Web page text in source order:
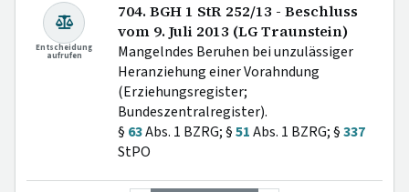
Entscheidung
aufrufen
704. BGH 1 StR 252/13 - Beschluss
vom 9. Juli 2013 (LG Traunstein)
Mangelndes Beruhen bei unzulässiger
Heranziehung einer Vorahndung
(Erziehungsregister;
Bundeszentralregister).
§ 63Abs. 1 BZRG; §51Abs. 1 BZRG; §337
StPO